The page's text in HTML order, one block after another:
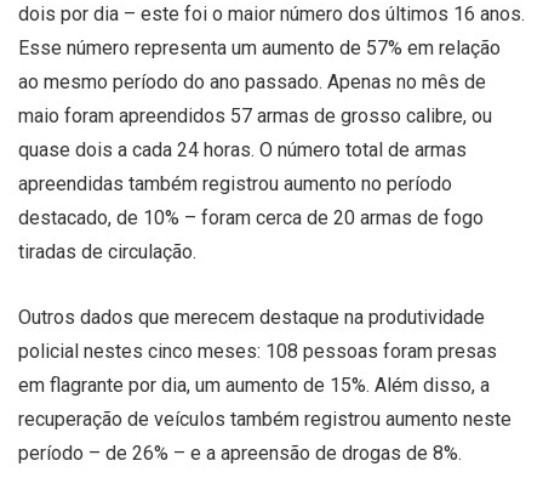
dois por dia – este foi o maior número dos últimos 16 anos.
Esse número representa um aumento de 57% em relação
ao mesmo período do ano passado. Apenas no mês de
maio foram apreendidos 57 armas de grosso calibre, ou
quase dois a cada 24 horas. O número total de armas
apreendidas também registrou aumento no período
destacado, de 10% – foram cerca de 20 armas de fogo
tiradas de circulação.
Outros dados que merecem destaque na produtividade
policial nestes cinco meses: 108 pessoas foram presas
em flagrante por dia, um aumento de 15%. Além disso, a
recuperação de veículos também registrou aumento neste
período – de 26% – e a apreensão de drogas de 8%.